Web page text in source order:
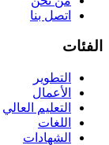
اتصل بنا
الفئات
التطوير
الأعمال
التعليم العالي
اللغات
الشهادات